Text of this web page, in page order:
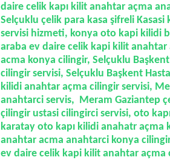
daire celik kapı kilit anahtar açma
Selçuklu çelik para kasa şifreli
servisi hizmeti, konya oto kapi kilidi
araba ev daire celik kapi kilit
acma konya cilingir, Selçuklu
cilingir servisi, Selçuklu Başkent
kilidi anahtar açma cilingir servisi,
anahtarci servis, Meram Gaziantep
çilingir ustasi cilingirci servisi, oto
karatay oto kapı kilidi anahatr
anahtar acma anahtarci konya
ev daire celik kapi kilit anahtar